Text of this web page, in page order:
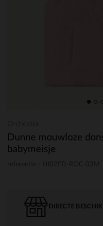
Dunne mouwloze
babymeisje
DIRECTE